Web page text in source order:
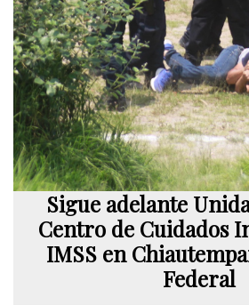
Sigue adelante
Centro de Cuidados
IMSS en
Federal